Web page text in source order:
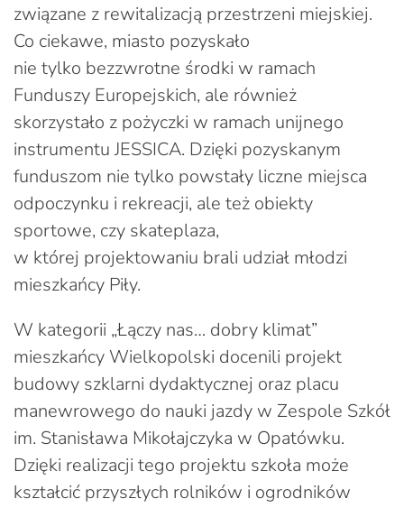
związane z rewitalizacją przestrzeni miejskiej.
Co ciekawe, miasto pozyskało
nie tylko bezzwrotne środki w ramach
Funduszy Europejskich, ale również
skorzystało z pożyczki w ramach unijnego
instrumentu JESSICA. Dzięki pozyskanym
funduszom nie tylko powstały liczne miejsca
odpoczynku i rekreacji, ale też obiekty
sportowe, czy skateplaza,
w której projektowaniu brali udział młodzi
mieszkańcy Piły.
W kategorii „Łączy nas… dobry klimat”
mieszkańcy Wielkopolski docenili projekt
budowy szklarni dydaktycznej oraz placu
manewrowego do nauki jazdy w Zespole Szkół
im. Stanisława Mikołajczyka w Opatówku.
Dzięki realizacji tego projektu szkoła może
kształcić przyszłych rolników i ogrodników